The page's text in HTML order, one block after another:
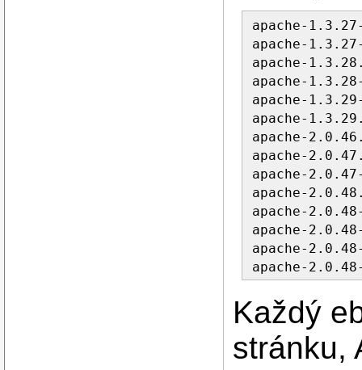
apache-
apache-
apache-
apache-
apache-
apache-
apache-
apache-
apache-
apache-
apache-
apache-
apache-
apache-
Každý
stránku,